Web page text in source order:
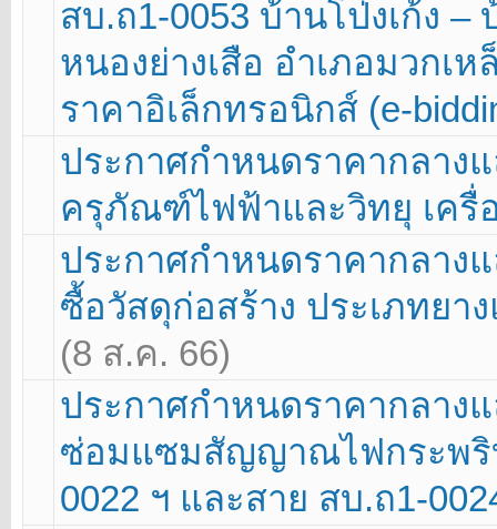
สบ.ถ1-0053 บ้านโป่งเก้ง
หนองย่างเสือ อำเภอมวกเ
ราคาอิเล็กทรอนิกส์ (e-
ประกาศกำหนดราคากลาง
ครุภัณฑ์ไฟฟ้าและวิทยุ เครื่
ประกาศกำหนดราคากลาง
ซื้อวัสดุก่อสร้าง ประเภทย
(8 ส.ค. 66)
ประกาศกำหนดราคากลาง
ซ่อมแซมสัญญาณไฟกระพริ
0022 ฯ และสาย สบ.ถ1-